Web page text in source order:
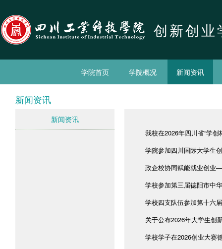
创新创业
学院首页 学院概况 新闻资讯
新闻资讯
新闻资讯
我校在2026年四川省“学
学院参加四川国际大学生
政企校协同赋能就业创业
学校参加第三届德阳市中
学校四支队伍参加第十六
关于公布2026年大学生创
学校学子在2026创业大赛